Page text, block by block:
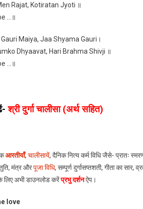
Rajat, Kotiratan Jyoti ॥
…॥
Maiya, Jaa Shyama Gauri।
Dhyaavat, Hari Brahma Shivji ॥
…॥
श्री दुर्गा चालीसा (अर्थ सहित)
आरतीयाँ, चालीसायें, दैनिक नित्य कर्म विधि जैसे- प्रातः
मंत्र औरपूजा विधि, सम्पूर्ण दुर्गासप्तशती, गीता का सार,
लिए अभी डाउनलोड करेंप्रभु दर्शनऐप।
love